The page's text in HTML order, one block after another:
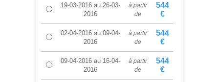
19-03-2016au 26-03-
2016
à partir
de
544
€
02-04-2016au 09-04-
2016
à partir
de
544
€
09-04-2016au 16-04-
2016
à partir
de
544
€